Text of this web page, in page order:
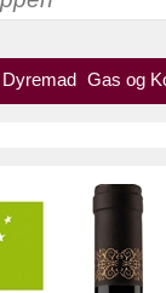
Dyremad Gas og